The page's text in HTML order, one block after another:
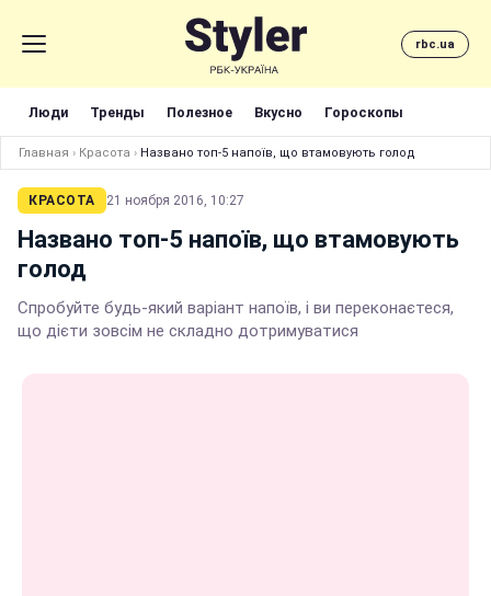
rbc.ua
Люди Тренды Полезное Вкусно Гороскопы
Главная › Красота › Названо топ-5 напоїв, що втамовують голод
КРАСОТА 21 ноября 2016, 10:27
Названо топ-5 напоїв, що втамовують
голод
Спробуйте будь-який варіант напоїв, і ви переконаєтеся,
що дієти зовсім не складно дотримуватися